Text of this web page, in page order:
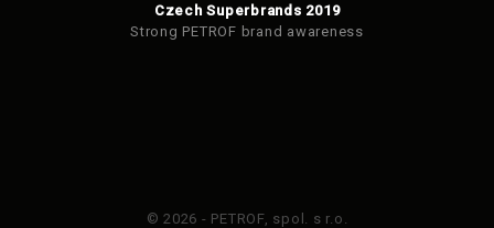
Czech Superbrands 2019
Strong PETROF brand awareness
© 2026 - PETROF, spol. s r.o.